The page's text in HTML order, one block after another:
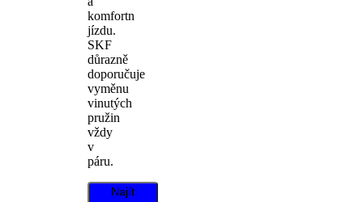
komfortn
jízdu.
SKF
důrazně
doporučuje
vyměnu
vinutých
pružin
vždy
v
páru.
Najít